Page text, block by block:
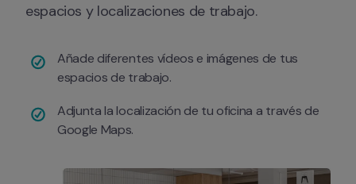
espacios y localizaciones de trabajo.
Añade diferentes vídeos e imágenes de tus
espacios de trabajo.
Adjunta la localización de tu oficina a través de
Google Maps.